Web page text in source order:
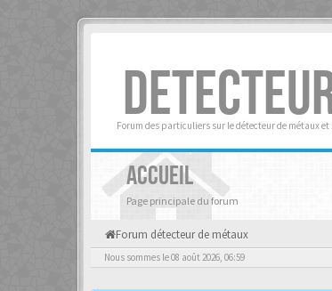
Forum des particuliers sur le détecteur de métaux
ACCUEIL
Page principale du forum
Forum détecteur de métaux
Nous sommes le 08 août 2026, 06:59